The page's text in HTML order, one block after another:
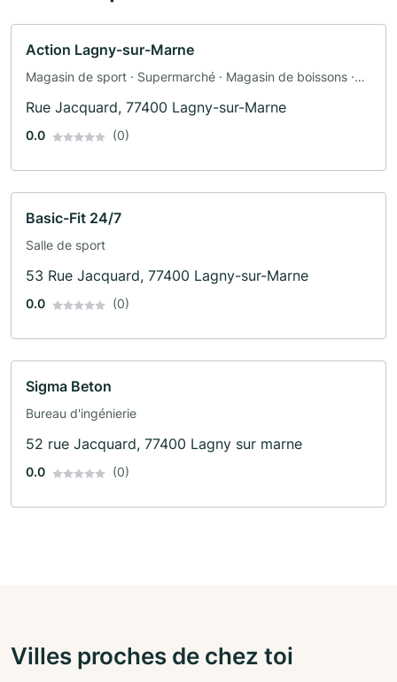
Action Lagny-sur-Marne
Magasin de sport · Supermarché · Magasin de boissons ·
Rue Jacquard, 77400 Lagny-sur-Marne
0.0 (0)
Basic-Fit 24/7
Salle de sport
53 Rue Jacquard, 77400 Lagny-sur-Marne
0.0 (0)
Sigma Beton
Bureau d'ingénierie
52 rue Jacquard, 77400 Lagny sur marne
0.0 (0)
Villes proches de chez toi